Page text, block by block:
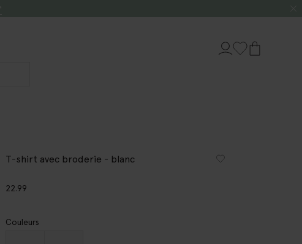
T-shirt avec broderie - blanc
22.99
Couleurs